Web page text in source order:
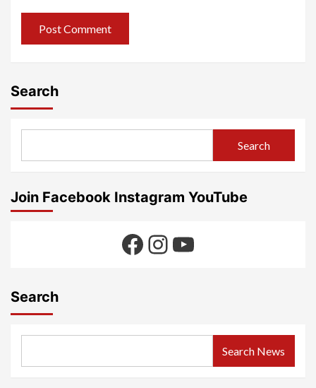
Search
Search
Join Facebook Instagram YouTube
Facebook
Instagram
YouTube
Search
Search News